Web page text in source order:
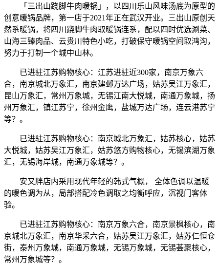
「三出山跷脚牛肉暖锅」，以四川乐山风味汤底为原型的
创意暖锅品牌，第一店于2021年正在武汉开业。三出山原创天
然系暖锅，将四川跷脚牛肉取暖锅连系，配以四时优选涮菜、
山海三臻肉品、云贵川特色小吃，打破保守暖锅空间取鸿沟，
努力于打制一个城中山林。
已进驻江苏购物核心：江苏进驻近300家，南京万象六
合，南京城北万象汇，南京建邺万达广场，姑苏吴江万象汇，
昆山万象汇，常州万象城，无锡江南大悦城，南通万象城，扬
州万象汇，镇江苏宁，徐州金鹰，盐城万达广场，连云港苏宁
等？。
已进驻江苏购物核心：南京城北万象汇，姑苏核心，姑苏
大悦城，姑苏吴江万象汇，姑苏悠方购物核心，无锡滨湖万象
汇，无锡海岸城，南通万象城等？。
安又胖店内采用现代年轻的韩式气概， 全体色调以温暖
的暖色调为从，局部搭配冷色调取之均衡呼应，沉视门客体
验。
已进驻江苏购物核心：南京万象六合，南京景枫核心，南
京城北万象汇，南京华采六合，姑苏吴江万象汇，姑苏仁恒仓
街，泰州万象城，南通万象城，无锡万象城，无锡荟聚核心，
常州万象城等？。